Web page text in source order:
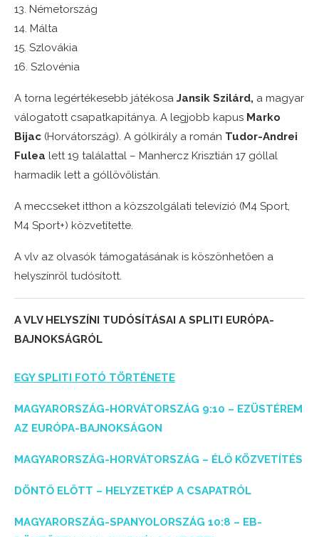
13. Németország
14. Málta
15. Szlovákia
16. Szlovénia
A torna legértékesebb játékosa Jansik Szilárd, a magyar
válogatott csapatkapitánya. A legjobb kapus Marko
Bijac (Horvátország). A gólkirály a román Tudor-Andrei
Fulea lett 19 találattal – Manhercz Krisztián 17 góllal
harmadik lett a góllövőlistán.
A meccseket itthon a közszolgálati televízió (M4 Sport,
M4 Sport+) közvetítette.
A vlv az olvasók támogatásának is köszönhetően a
helyszínről tudósított.
A VLV HELYSZÍNI TUDÓSÍTÁSAI A SPLITI EURÓPA-
BAJNOKSÁGRÓL
EGY SPLITI FOTÓ TÖRTÉNETE
MAGYARORSZÁG-HORVÁTORSZÁG 9:10 – EZÜSTÉREM
AZ EURÓPA-BAJNOKSÁGON
MAGYARORSZÁG-HORVÁTORSZÁG – ÉLŐ KÖZVETÍTÉS
DÖNTŐ ELŐTT – HELYZETKÉP A CSAPATRÓL
MAGYARORSZÁG-SPANYOLORSZÁG 10:8 – EB-